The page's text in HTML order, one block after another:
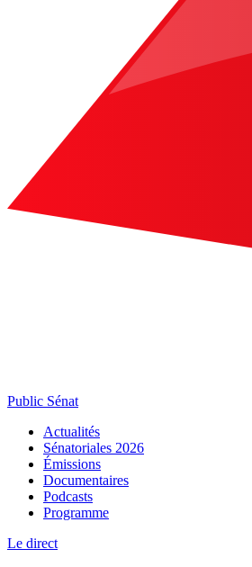
Public Sénat
Actualités
Sénatoriales 2026
Émissions
Documentaires
Podcasts
Programme
Le direct